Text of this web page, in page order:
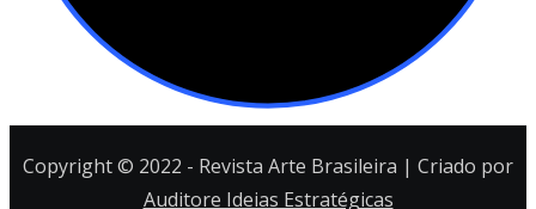
Copyright © 2022 - Revista Arte Brasileira | Criado por
Auditore Ideias Estratégicas